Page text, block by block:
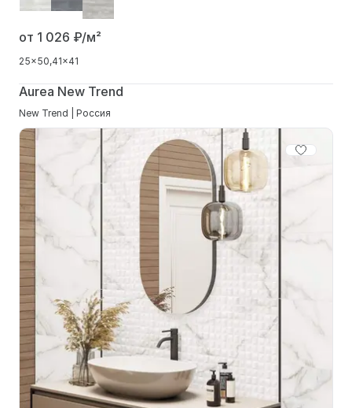
от 1 026 ₽/м²
25x50 41x41
Aurea New Trend
New Trend | Россия